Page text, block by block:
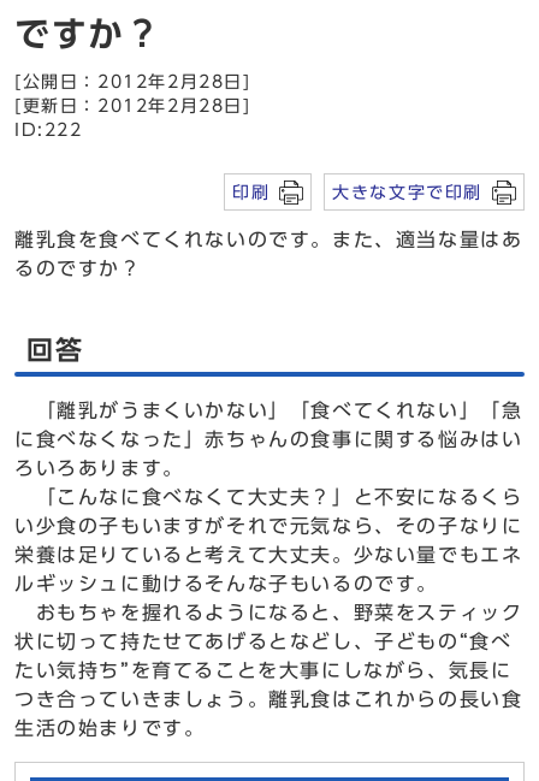
ですか？
[公開日：2012年2月28日]
[更新日：2012年2月28日]
ID:222
印刷 大きな文字で印刷
離乳食を食べてくれないのです。また、適当な量はあ
るのですか？
回答
「離乳がうまくいかない」「食べてくれない」「急
に食べなくなった」赤ちゃんの食事に関する悩みはい
ろいろあります。
「こんなに食べなくて大丈夫？」と不安になるくら
い少食の子もいますがそれで元気なら、その子なりに
栄養は足りていると考えて大丈夫。少ない量でもエネ
ルギッシュに動けるそんな子もいるのです。
おもちゃを握れるようになると、野菜をスティック
状に切って持たせてあげるとなどし、子どもの“食べ
たい気持ち”を育てることを大事にしながら、気長に
つき合っていきましょう。離乳食はこれからの長い食
生活の始まりです。